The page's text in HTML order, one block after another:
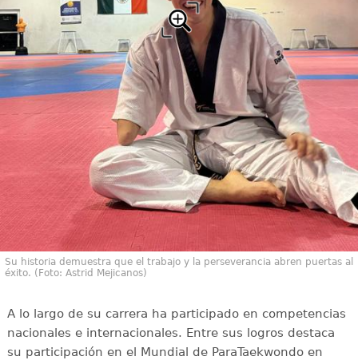
Su historia demuestra que el trabajo y la perseverancia abren puertas al
éxito. (Foto: Astrid Mejicanos)
A lo largo de su carrera ha participado en competencias
nacionales e internacionales. Entre sus logros destaca
su participación en el Mundial de ParaTaekwondo en